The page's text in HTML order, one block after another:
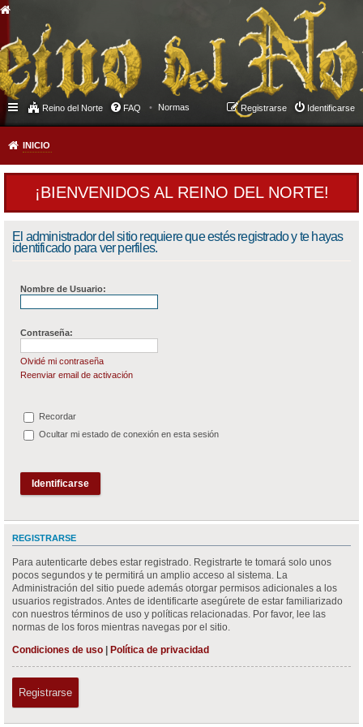
Reino del Norte FAQ Normas Identificarse
Registrarse
INICIO
¡BIENVENIDOS AL REINO DEL NORTE!
El administrador del sitio requiere que estés registrado y te hayas
identificado para ver perfiles.
Nombre de Usuario:
Contraseña:
Olvidé mi contraseña
Reenviar email de activación
Recordar
Ocultar mi estado de conexión en esta sesión
REGISTRARSE
Para autenticarte debes estar registrado. Registrarte te tomará solo unos
pocos segundos y te permitirá un amplio acceso al sistema. La
Administración del sitio puede además otorgar permisos adicionales a los
usuarios registrados. Antes de identificarte asegúrete de estar familiarizado
con nuestros términos de uso y políticas relacionadas. Por favor, lee las
normas de los foros mientras navegas por el sitio.
Condiciones de uso
Política de privacidad
Registrarse